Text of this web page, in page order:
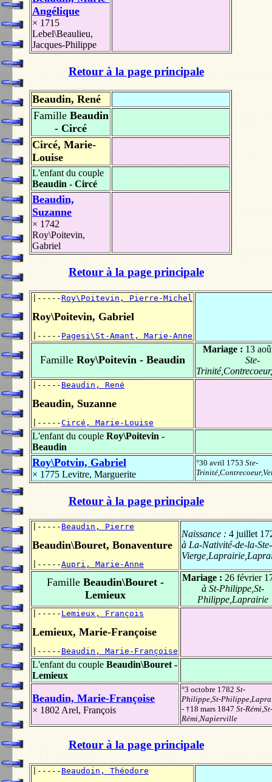
Angélique
× 1715
Lebel\Beaulieu,
Jacques-Philippe
Retour à la page principale
Beaudin, René
FamilleBeaudin
- Circé
Circé, Marie-
Louise
L'enfant du couple
Beaudin - Circé
Beaudin,
Suzanne
× 1742
Roy\Poitevin,
Gabriel
Retour à la page principale
|-----Roy\Poitevin, Pierre-Michel
Roy\Poitevin, Gabriel
|----- Pagesi\St-Amant, Marie-Anne
FamilleRoy\Poitevin - Beaudin
Mariage : 13
Ste-
|----- Beaudin, René
Beaudin, Suzanne
|-----Circé, Marie-Louise
L'enfant du couple Roy\Poitevin -
Beaudin
Roy\Potvin, Gabriel
× 1775 Levitre, Marguerite
°30 avril 1753 Ste-
Retour à la page principale
|----- Beaudin, Pierre
Beaudin\Bouret, Bonaventure
|-----Aupri, Marie-Anne
Naissance : 4 juillet
à La-Nativité-de-la-Ste-
FamilleBeaudin\Bouret -
Lemieux
Mariage : 26 février
à St-Philippe,St-
Philippe,Laprairie
|----- Lemieux, François
Lemieux, Marie-Françoise
|----- Beaudin, Marie-Françoise
L'enfant du couple Beaudin\Bouret -
Lemieux
Beaudin, Marie-Françoise
× 1802Arel, François
°3 octobre 1782 St-
Philippe,St-
- †18 mars 1847 St-Rémi,St-
Rémi,Napierville
Retour à la page principale
|----- Beaudoin, Théodore